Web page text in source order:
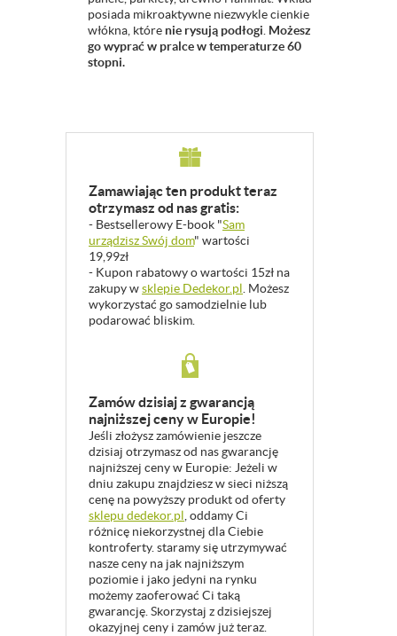
posiada mikroaktywne niezwykle cienkie
włókna, które nie rysują podłogi. Możesz
go wyprać w pralce w temperaturze 60
stopni.
Zamawiając ten produkt teraz
otrzymasz od nas gratis:
- Bestsellerowy E-book "Sam
urządzisz Swój dom" wartości
19,99zł
- Kupon rabatowy o wartości 15zł na
zakupy wsklepie Dedekor.pl. Możesz
wykorzystać go samodzielnie lub
podarować bliskim.
Zamów dzisiaj z gwarancją
najniższej ceny w Europie!
Jeśli złożysz zamówienie jeszcze
dzisiaj otrzymasz od nas gwarancję
najniższej ceny w Europie: Jeżeli w
dniu zakupu znajdziesz w sieci niższą
cenę na powyższy produkt od oferty
sklepu dedekor.pl, oddamy Ci
różnicę niekorzystnej dla Ciebie
kontroferty. staramy się utrzymywać
nasze ceny na jak najniższym
poziomie i jako jedyni na rynku
możemy zaoferować Ci taką
gwarancję. Skorzystaj z dzisiejszej
okazyjnej ceny i zamów już teraz.